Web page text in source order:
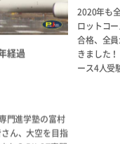
2020年も
ロットコ
合格、全
きました
ース4人受
経過
門進学塾の富村
ん、大空を目指